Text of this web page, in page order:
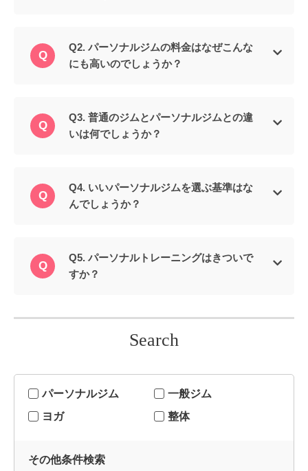
Q2. パーソナルジムの料金はなぜこんな
にも高いのでしょうか？
Q3. 普通のジムとパーソナルジムとの違
いは何でしょうか？
Q4. いいパーソナルジムを選ぶ基準はな
んでしょうか？
Q5. パーソナルトレーニングはきついで
すか？
Search
パーソナルジム
一般ジム
ヨガ
整体
その他条件検索